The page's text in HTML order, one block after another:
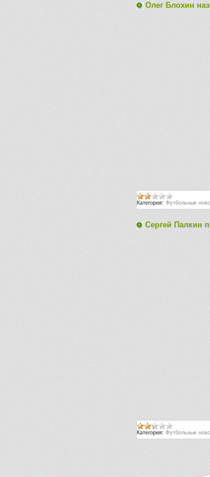
Олег Блохин
Категория: Футбольные
Сергей Палкин
Категория: Футбольные